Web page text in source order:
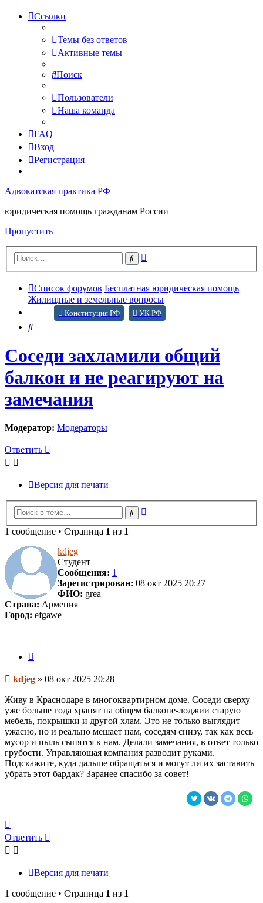
Ссылки
Темы без ответов
Активные темы
Поиск
Пользователи
Наша команда
FAQ
Вход
Регистрация
Адвокатская практика РФ
юридическая помощь гражданам России
Пропустить
Поиск
Список форумов Бесплатная юридическая помощь
Жилищные и земельные вопросы
Конституция РФ УК РФ
Поиск
Соседи захламили общий
балкон и не реагируют на
замечания
Модератор: Модераторы
Ответить
Версия для печати
Поиск
1 сообщение • Страница 1 из 1
kdjeg
Студент
Сообщения: 1
Зарегистрирован: 08 окт 2025 20:27
ФИО: grea
Страна: Армения
Город: efgawe
Сообщение
kdjeg » 08 окт 2025 20:28
Живу в Краснодаре в многоквартирном доме. Соседи сверху
уже больше года хранят на общем балконе-лоджии старую
мебель, покрышки и другой хлам. Это не только выглядит
ужасно, но и реально мешает нам, соседям снизу, так как весь
мусор и пыль сыпятся к нам. Делали замечания, в ответ только
грубости. Управляющая компания разводит руками.
Подскажите, куда дальше обращаться и могут ли их заставить
убрать этот бардак? Заранее спасибо за совет!
к
началу
Ответить
Версия для печати
1 сообщение • Страница 1 из 1